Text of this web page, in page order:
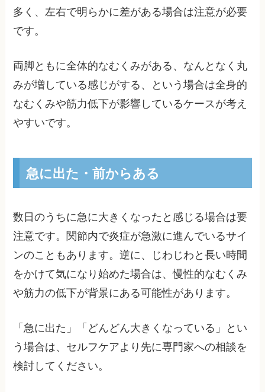
多く、左右で明らかに差がある場合は注意が必要
です。
両脚ともに全体的なむくみがある、なんとなく丸
みが増している感じがする、という場合は全身的
なむくみや筋力低下が影響しているケースが考え
やすいです。
急に出た・前からある
数日のうちに急に大きくなったと感じる場合は要
注意です。関節内で炎症が急激に進んでいるサイ
ンのこともあります。逆に、じわじわと長い時間
をかけて気になり始めた場合は、慢性的なむくみ
や筋力の低下が背景にある可能性があります。
「急に出た」「どんどん大きくなっている」とい
う場合は、セルフケアより先に専門家への相談を
検討してください。